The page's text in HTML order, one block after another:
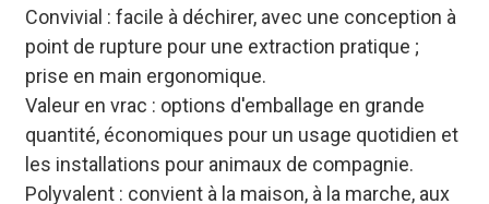
Convivial : facile à déchirer, avec une conception à
point de rupture pour une extraction pratique ;
prise en main ergonomique.
Valeur en vrac : options d'emballage en grande
quantité, économiques pour un usage quotidien et
les installations pour animaux de compagnie.
Polyvalent : convient à la maison, à la marche, aux